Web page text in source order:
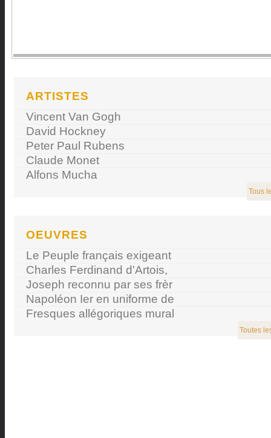
ARTISTES
Vincent Van Gogh
David Hockney
Peter Paul Rubens
Claude Monet
Alfons Mucha
Tous
OEUVRES
Le Peuple français exigeant
Charles Ferdinand d'Artois,
Joseph reconnu par ses frèr
Napoléon Ier en uniforme de
Fresques allégoriques mural
Toutes